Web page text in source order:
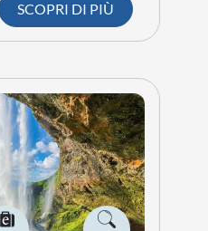
SCOPRI DI PIÙ